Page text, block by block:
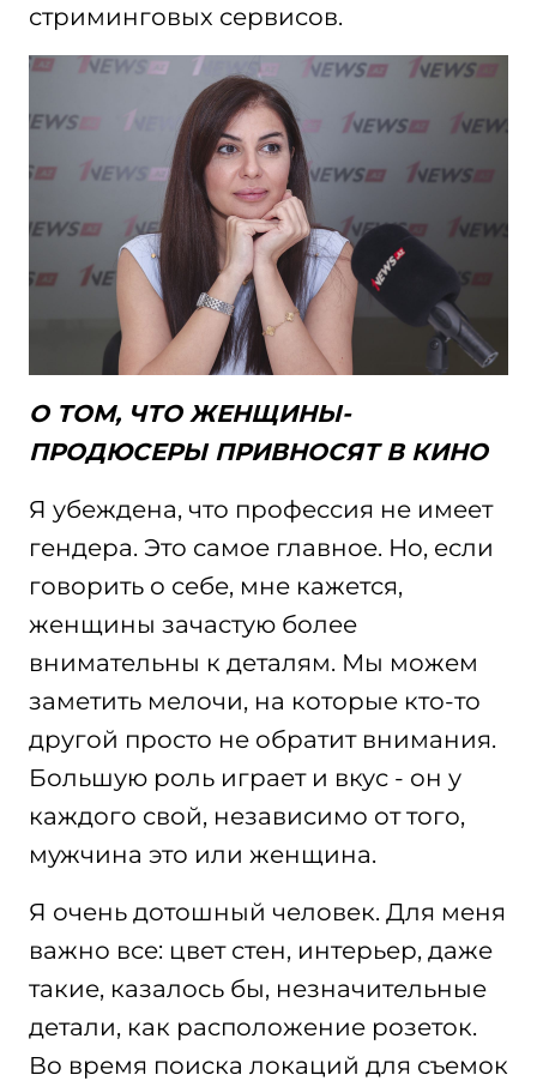
стриминговых сервисов.
О ТОМ, ЧТО ЖЕНЩИНЫ-
ПРОДЮСЕРЫ ПРИВНОСЯТ В КИНО
Я убеждена, что профессия не имеет
гендера. Это самое главное. Но, если
говорить о себе, мне кажется,
женщины зачастую более
внимательны к деталям. Мы можем
заметить мелочи, на которые кто-то
другой просто не обратит внимания.
Большую роль играет и вкус - он у
каждого свой, независимо от того,
мужчина это или женщина.
Я очень дотошный человек. Для меня
важно все: цвет стен, интерьер, даже
такие, казалось бы, незначительные
детали, как расположение розеток.
Во время поиска локаций для съемок